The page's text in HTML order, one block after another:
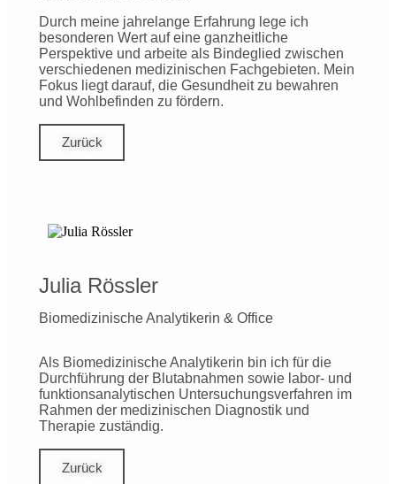
Durch meine jahrelange Erfahrung lege ich
besonderen Wert auf eine ganzheitliche
Perspektive und arbeite als Bindeglied zwischen
verschiedenen medizinischen Fachgebieten. Mein
Fokus liegt darauf, die Gesundheit zu bewahren
und Wohlbefinden zu fördern.
Zurück
Julia Rössler
Biomedizinische Analytikerin & Office
Als Biomedizinische Analytikerin bin ich für die
Durchführung der Blutabnahmen sowie labor- und
funktionsanalytischen Untersuchungsverfahren im
Rahmen der medizinischen Diagnostik und
Therapie zuständig.
Zurück